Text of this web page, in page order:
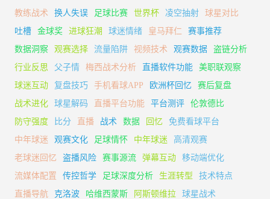
教练战术
换人失误 足球比赛 世界杯 凌空抽射
球星对比
吐槽
金球奖 进球狂潮 球迷情绪 皇马拜仁
赛事推荐
数据洞察
观赛选择 流量陷阱 视频技术 观赛数据
盗链分析
行业反思
父子情 梅西战术分析 直播软件功能
美职联观察
球迷互动
复盘技巧 手机看球APP 欧洲杯回忆
赛后复盘
战术进化
球星解码 直播平台功能 平台测评
伦敦德比
防守强度
比分 直播 战术 数据 回忆
免费看球平台
中年球迷
观赛文化 足球情怀 中年球迷
高清观赛
老球迷回忆
盗播风险 赛事源流 弹幕互动
移动端优化
流媒体配置
传控哲学 足球深度分析 生涯转型
技术特点
直播导航
克洛波 哈维西蒙斯 阿斯顿维拉
球星战术